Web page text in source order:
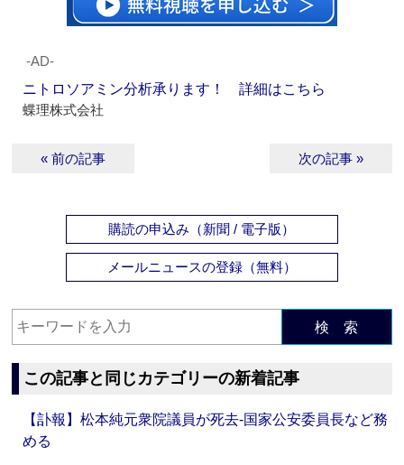
‐AD‐
ニトロソアミン分析承ります！ 詳細はこちら
蝶理株式会社
« 前の記事 次の記事 »
購読の申込み（新聞 / 電子版）
メールニュースの登録（無料）
検 索
この記事と同じカテゴリーの新着記事
【訃報】松本純元衆院議員が死去‐国家公安委員長など務
める